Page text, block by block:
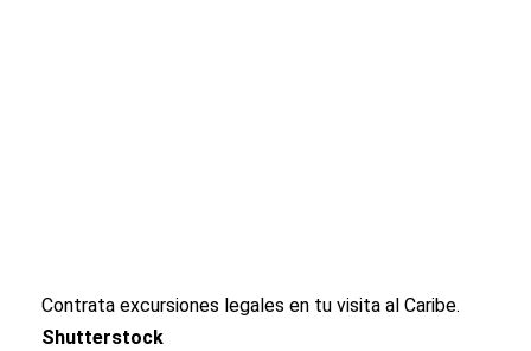
Contrata excursiones legales en tu visita al Caribe.
Shutterstock